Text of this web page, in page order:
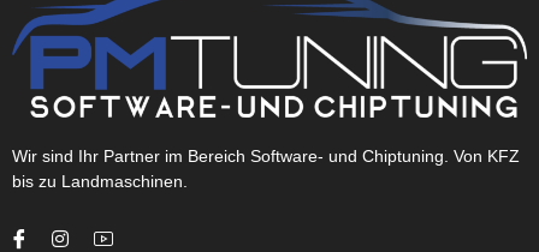
Wir sind Ihr Partner im Bereich Software- und Chiptuning. Von KFZ
bis zu Landmaschinen.